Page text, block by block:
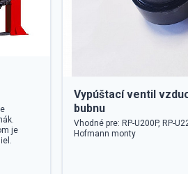
je
Vypúštací ventil
bubnu
Vhodné pre: RP-U200P, RP-
Hofmann monty